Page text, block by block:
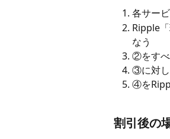
各サー
Ripple
なう
②をす
③に対し
④を
割引後の